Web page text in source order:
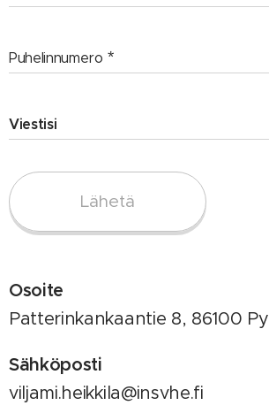
Puhelinnumero
Viestisi
Lähetä
Osoite
Patterinkankaantie 8, 86100
Sähköposti
viljami.heikkila@insvhe.fi